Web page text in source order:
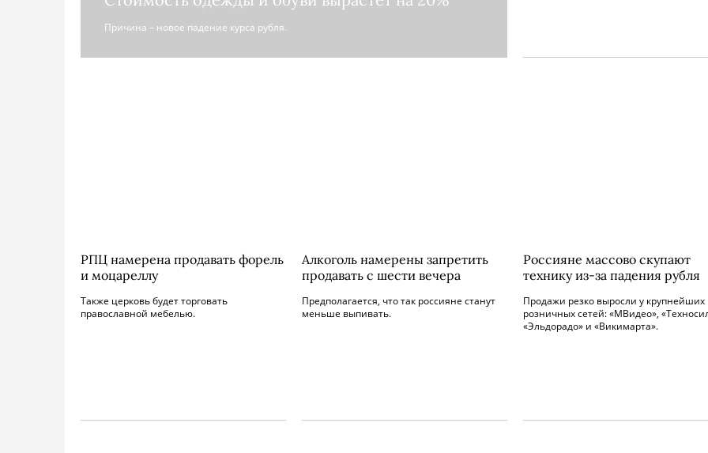
Причина – новое падение курса рубля.
РПЦ намерена продавать форель
и моцареллу
Также церковь будет торговать
православной мебелью.
Алкоголь намерены запретить
продавать с шести вечера
Предполагается, что так россияне станут
меньше выпивать.
Россияне массово скупают
технику из-за падения рубля
Продажи резко выросли у крупнейших
розничных сетей: «МВидео»,
«Эльдорадо» и «Викимарта».